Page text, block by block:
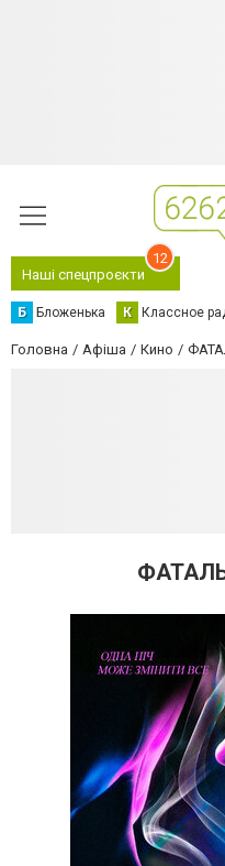
Наші спецпроєкти
12
Б Бложенька К Классное
Головна Афіша Кино